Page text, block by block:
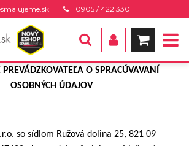
0905 / 422 330
PREVÁDZKOVATEĽA O SPRACÚVAVANÍ
OSOBNÝCH ÚDAJOV
so sídlom Ružová dolina 25, 821 09